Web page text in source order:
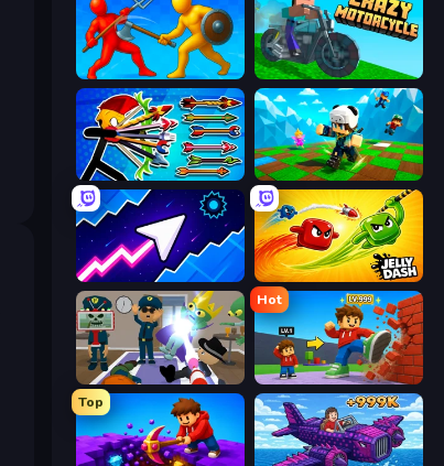
Epic Sword Battle! Fight in Arena Crazy Motorcycle
Archer Ragdoll Masters Robby: Many Games
Space Waves Jelly Dash
Find The Alien
Hot
Obby: +1 Click Wall Breaker
Top